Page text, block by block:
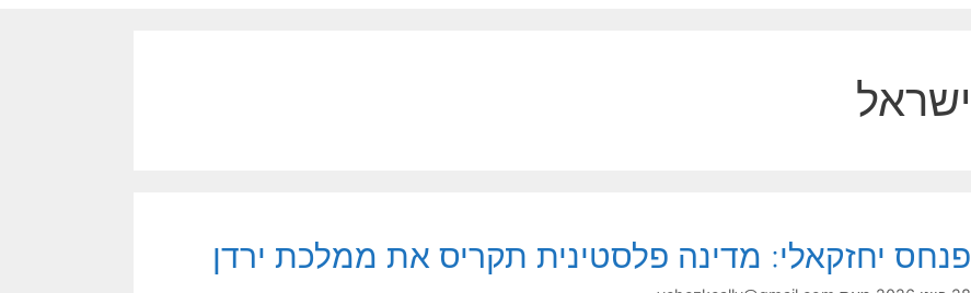
ישראל
פנחס יחזקאלי: מדינה פלסטינית תקריס את ממלכת ירדן